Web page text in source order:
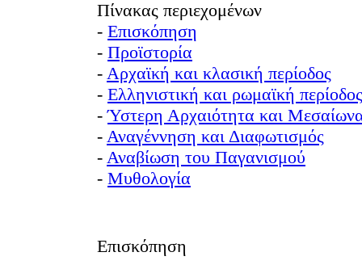
Πίνακας περιεχομένων
- Επισκόπηση
- Προϊστορί
- Αρχαϊκή και κλασική περίοδος
- Ελληνιστική και ρωμαϊκή περίοδος
-Ύστερη Αρχαιότητα και
- Αναγέννηση και Διαφωτισμός
- Αναβίωση του Παγανισμού
- Μυθολογί
Επισκόπηση